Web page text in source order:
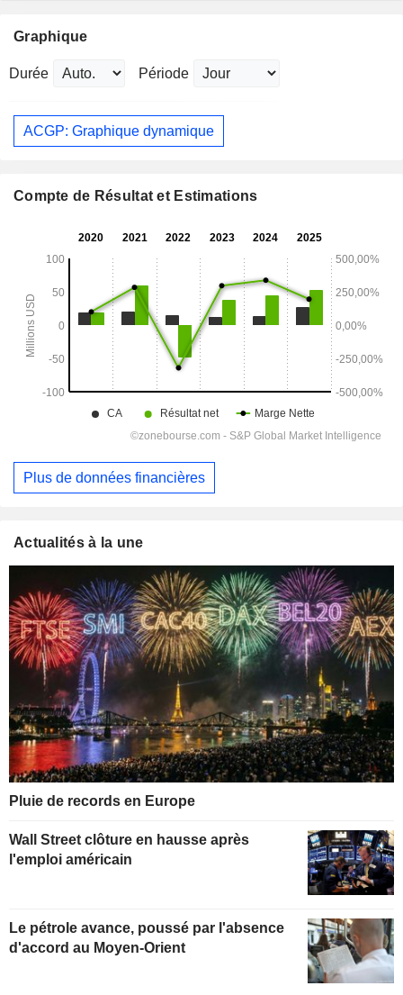
Graphique
Durée Période
ACGP: Graphique dynamique
Compte de Résultat et Estimations
Plus de données financières
Actualités à la une
Pluie de records en Europe
Wall Street clôture en hausse après
l'emploi américain
Le pétrole avance, poussé par l'absence
d'accord au Moyen-Orient